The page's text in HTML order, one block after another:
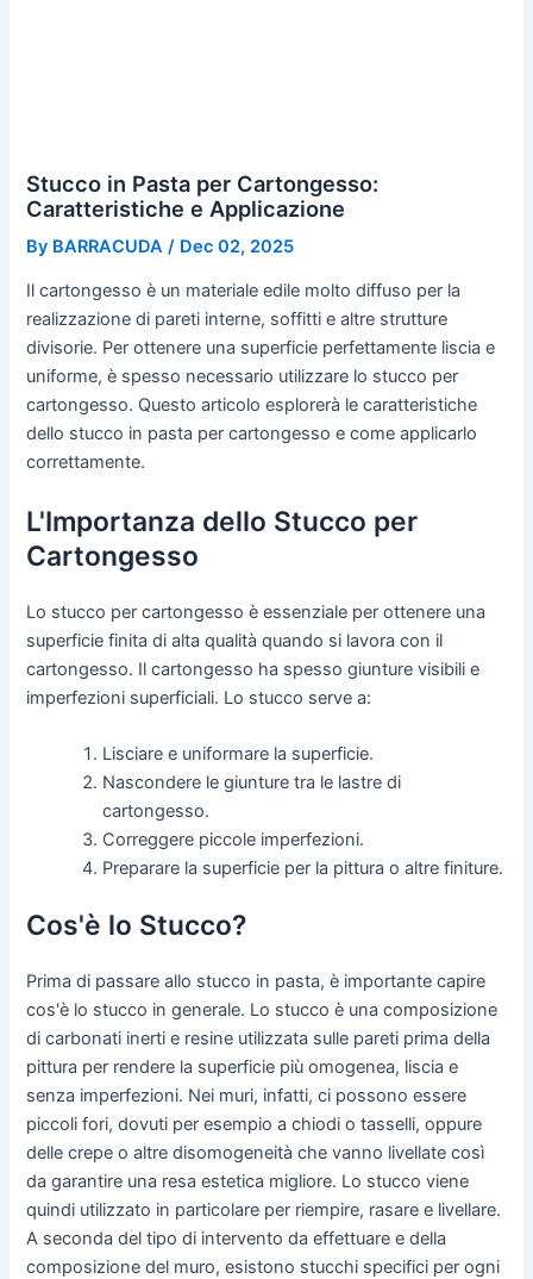
Stucco in Pasta per Cartongesso:
Caratteristiche e Applicazione
By BARRACUDA / Dec 02, 2025
Il cartongesso è un materiale edile molto diffuso per la
realizzazione di pareti interne, soffitti e altre strutture
divisorie. Per ottenere una superficie perfettamente liscia e
uniforme, è spesso necessario utilizzare lo stucco per
cartongesso. Questo articolo esplorerà le caratteristiche
dello stucco in pasta per cartongesso e come applicarlo
correttamente.
L'Importanza dello Stucco per
Cartongesso
Lo stucco per cartongesso è essenziale per ottenere una
superficie finita di alta qualità quando si lavora con il
cartongesso. Il cartongesso ha spesso giunture visibili e
imperfezioni superficiali. Lo stucco serve a:
Lisciare e uniformare la superficie.
Nascondere le giunture tra le lastre di
cartongesso.
Correggere piccole imperfezioni.
Preparare la superficie per la pittura o altre finiture.
Cos'è lo Stucco?
Prima di passare allo stucco in pasta, è importante capire
cos'è lo stucco in generale. Lo stucco è una composizione
di carbonati inerti e resine utilizzata sulle pareti prima della
pittura per rendere la superficie più omogenea, liscia e
senza imperfezioni. Nei muri, infatti, ci possono essere
piccoli fori, dovuti per esempio a chiodi o tasselli, oppure
delle crepe o altre disomogeneità che vanno livellate così
da garantire una resa estetica migliore. Lo stucco viene
quindi utilizzato in particolare per riempire, rasare e livellare.
A seconda del tipo di intervento da effettuare e della
composizione del muro, esistono stucchi specifici per ogni